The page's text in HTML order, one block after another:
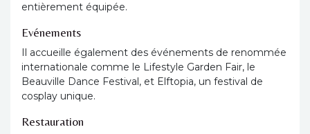
entièrement équipée.
Evénements
Il accueille également des événements de renommée
internationale comme le Lifestyle Garden Fair, le
Beauville Dance Festival, et Elftopia, un festival de
cosplay unique.
Restauration